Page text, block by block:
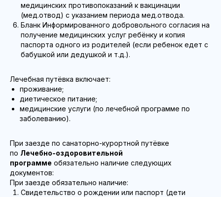
медицинских противопоказаний к вакцинации
(мед.отвод) с указанием периода мед.отвода.
Бланк Информированного добровольного согласия на
получение медицинских услуг ребёнку и копия
паспорта одного из родителей (если ребенок едет с
бабушкой или дедушкой и т.д.).
Лечебная путёвка включает:
проживание;
диетическое питание;
медицинские услуги (по лечебной программе по
заболеванию).
При заезде по санаторно-курортной путёвке
по Лечебно-оздоровительной
программе обязательно наличие следующих
документов:
При заезде обязательно наличие:
Свидетельство о рождении или паспорт (дети